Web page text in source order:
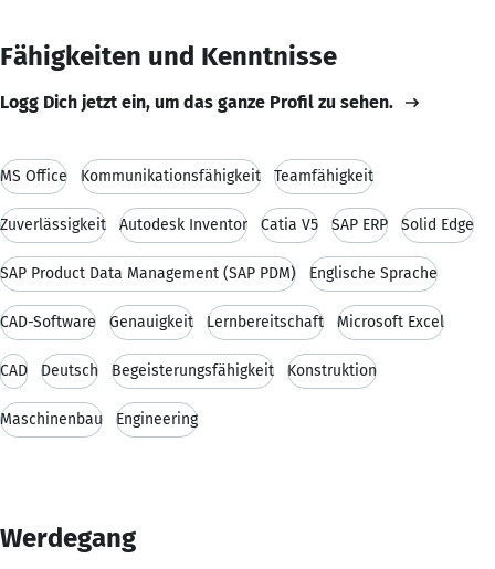
Fähigkeiten und Kenntnisse
Logg Dich jetzt ein, um das ganze Profil zu sehen.
MS Office Kommunikationsfähigkeit Teamfähigkeit
Zuverlässigkeit Autodesk Inventor Catia V5 SAP ERP Solid Edge
SAP Product Data Management (SAP PDM) Englische Sprache
CAD-Software Genauigkeit Lernbereitschaft Microsoft Excel
CAD Deutsch Begeisterungsfähigkeit Konstruktion
Maschinenbau Engineering
Werdegang